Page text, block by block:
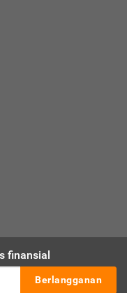
finansial
Berlangganan